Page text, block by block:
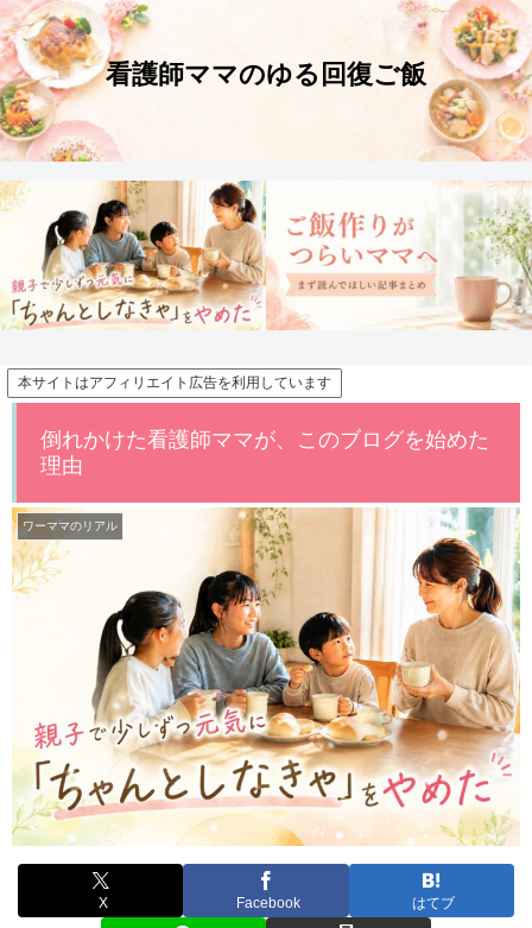
本サイトはアフィリエイト広告を利用しています
倒れかけた看護師ママが、このブログを始めた
理由
ワーママのリアル
X Facebook はてブ